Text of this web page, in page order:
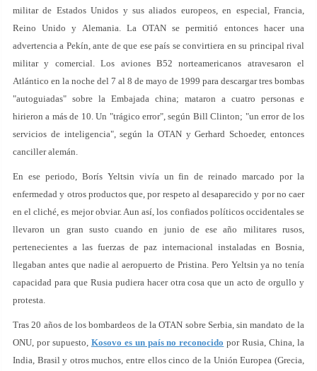
militar de Estados Unidos y sus aliados europeos, en especial, Francia,
Reino Unido y Alemania. La OTAN se permitió entonces hacer una
advertencia a Pekín, ante de que ese país se convirtiera en su principal rival
militar y comercial. Los aviones B52 norteamericanos atravesaron el
Atlántico en la noche del 7 al 8 de mayo de 1999 para descargar tres bombas
"autoguiadas" sobre la Embajada china; mataron a cuatro personas e
hirieron a más de 10. Un "trágico error", según Bill Clinton; "un error de los
servicios de inteligencia", según la OTAN y Gerhard Schoeder, entonces
canciller alemán.
En ese periodo, Borís Yeltsin vivía un fin de reinado marcado por la
enfermedad y otros productos que, por respeto al desaparecido y por no caer
en el cliché, es mejor obviar. Aun así, los confiados políticos occidentales se
llevaron un gran susto cuando en junio de ese año militares rusos,
pertenecientes a las fuerzas de paz internacional instaladas en Bosnia,
llegaban antes que nadie al aeropuerto de Pristina. Pero Yeltsin ya no tenía
capacidad para que Rusia pudiera hacer otra cosa que un acto de orgullo y
protesta.
Tras 20 años de los bombardeos de la OTAN sobre Serbia, sin mandato de la
ONU, por supuesto, Kosovo es un país no reconocido por Rusia, China, la
India, Brasil y otros muchos, entre ellos cinco de la Unión Europea (Grecia,